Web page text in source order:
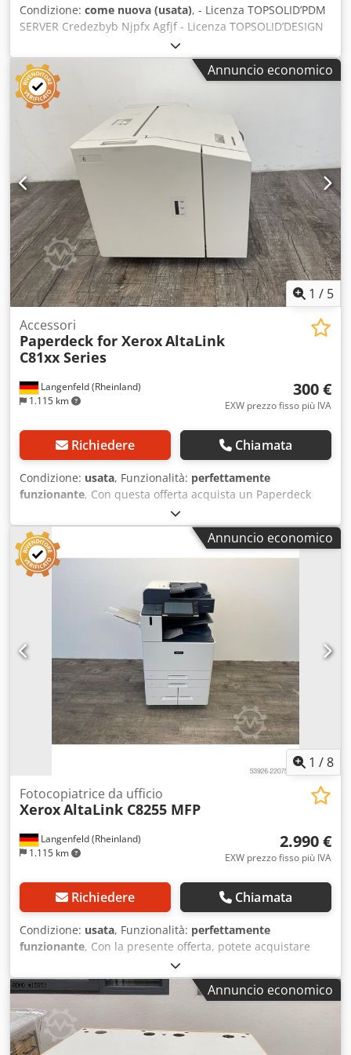
Condizione: come nuova (usata), - Licenza TOPSOLID’PDM
SERVER Credezbyb Njpfx Agfjf - Licenza TOPSOLID’DESIGN
PRO con chiavetta di protezione USB - Licenza
TOPSOLID’DESIGN PRO + CAM M2 + PP HAAS – FANUC con
chiavetta di protezione USB
Annuncio economico
1 / 5
Langenfeld (Rheinland)
1.115 km
Accessori
Paperdeck for XeroxAltaLink
C81xx Series
300 €
EXW prezzo fisso più IVA
Richiedere Chiamata
Condizione: usata, Funzionalità: perfettamente
funzionante, Con questa offerta acquista un Paperdeck
usato "Xerox AltaLink C81xx" Oggetto della vendita: 1 x
Paperdeck Xerox AltaLink C81xx come accessorio
Condizioni: Crjdpfxjwymkve Agfsf L’oggetto di questa
offerta è un dispositivo usato che può presentare segni di
usura (graffi minori o ingiallimenti). Il funzionamento del
dispositivo è stato testato. Imballaggio e spedizione: È
possibile visionare il dispositivo durante i nostri orari di
apertura previo appuntamento! Imballaggio marittimo
sicuro e spedizione internazionale disponibili su richiesta!
Per ulteriori informazioni non esitate a contattarci
personalmente.
Annuncio economico
1 /8
Langenfeld (Rheinland)
1.115 km
Fotocopiatrice da ufficio
XeroxAltaLink C8255 MFP
2.990 €
EXW prezzo fisso più IVA
Richiedere Chiamata
Condizione: usata, Funzionalità: perfettamente
funzionante, Con la presente offerta, potete acquistare
una fotocopiatrice usata modello "Xerox AltaLink C8255
MFP". Articolo in vendita: 1 fotocopiatrice Xerox AltaLink
C8255 MFP Letture del contatore: Totale stampe in bianco
e nero: circa 1.795 Totale stampe a colori: circa 3.634
Crsdezb Akyepfx Agfsf Totale stampe: circa 5.429
Condizioni: La presente offerta riguarda un dispositivo
Annuncio economico